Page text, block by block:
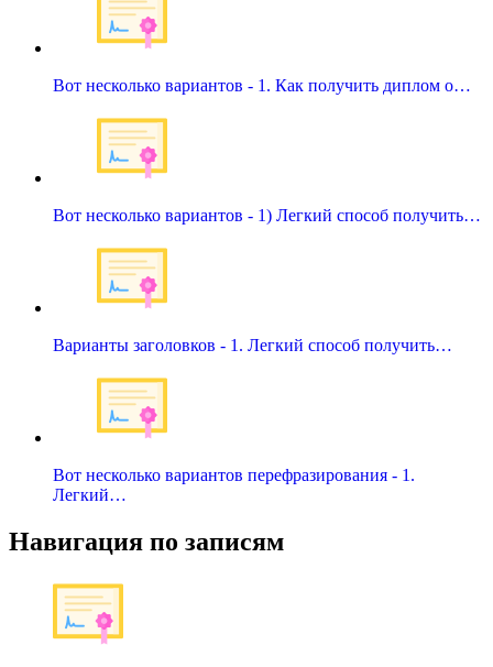
Вот несколько вариантов - 1. Как получить диплом о…
Вот несколько вариантов - 1) Легкий способ получить…
Варианты заголовков - 1. Легкий способ получить…
Вот несколько вариантов перефразирования - 1.
Легкий…
Навигация по записям